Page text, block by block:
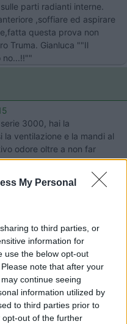
My Personal
to third parties, or
information for
use the below opt-out
note that after your
continue seeing
information utilized by
to third parties prior to
out of the further
parti radianti interne.
,soffiare ed aspirare
questa prova non
Truma. Gianluca ""Il
no...!!""
3000, hai la
la ventilazione e la mandi al
odore oltre a non far
cioè 3000 kg.cal proprio
odore e la ventilazione è
della polvere sulle palette
che i tubi che escono
della stufa, sian ben
in mente. Luca Sono un
(forse finisco di fare